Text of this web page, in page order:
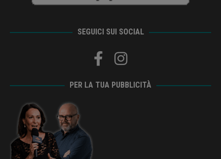
SEGUICI SUI SOCIAL
PER LA TUA PUBBLICITÀ